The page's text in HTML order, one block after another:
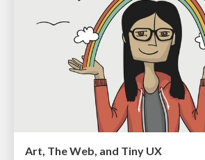
Art, The Web, and Tiny UX